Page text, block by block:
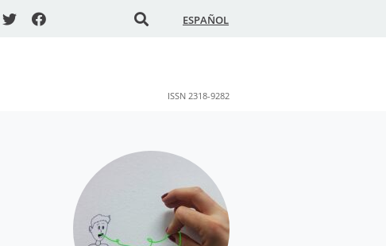
ESPAÑOL
ISSN 2318-9282